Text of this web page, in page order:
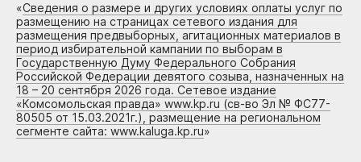
«Сведения о размере и других условиях оплаты услуг по
размещению на страницах сетевого издания для
размещения предвыборных, агитационных материалов в
период избирательной кампании по выборам в
Государственную Думу Федерального Собрания
Российской Федерации девятого созыва, назначенных на
18 – 20 сентября 2026 года. Сетевое издание
«Комсомольская правда» www.kp.ru (св-во Эл № ФС77-
80505 от 15.03.2021г.), размещение на региональном
сегменте сайта: www.kaluga.kp.ru»